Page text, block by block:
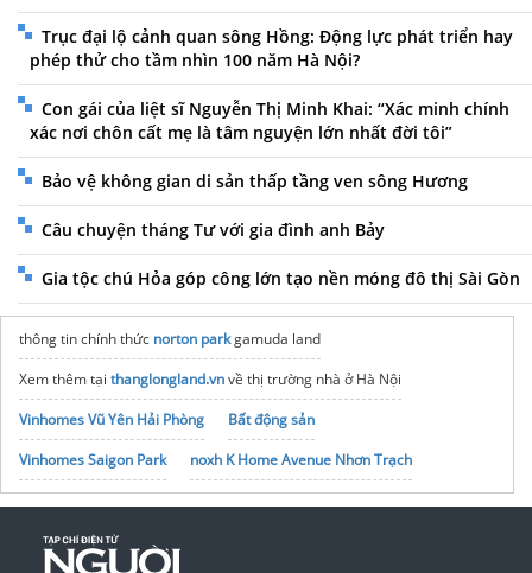
Trục đại lộ cảnh quan sông Hồng: Động lực phát triển hay
phép thử cho tầm nhìn 100 năm Hà Nội?
Con gái của liệt sĩ Nguyễn Thị Minh Khai: “Xác minh chính
xác nơi chôn cất mẹ là tâm nguyện lớn nhất đời tôi”
Bảo vệ không gian di sản thấp tầng ven sông Hương
Câu chuyện tháng Tư với gia đình anh Bảy
Gia tộc chú Hỏa góp công lớn tạo nền móng đô thị Sài Gòn
thông tin chính thức norton parkgamuda land
Xem thêm tại thanglongland.vnvề thị trường nhà ở Hà Nội
Vinhomes Vũ Yên Hải Phòng
Bất động sản
Vinhomes Saigon Park
noxh K Home Avenue Nhơn Trạch
Tập đoàn Bcons Group